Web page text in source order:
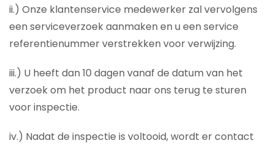
ii.) Onze klantenservice medewerker zal vervolgens
een serviceverzoek aanmaken en u een service
referentienummer verstrekken voor verwijzing.
iii.) U heeft dan 10 dagen vanaf de datum van het
verzoek om het product naar ons terug te sturen
voor inspectie.
iv.) Nadat de inspectie is voltooid, wordt er contact